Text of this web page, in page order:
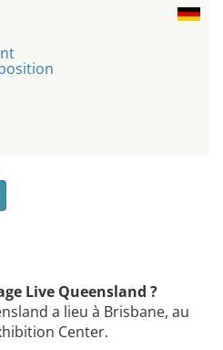
Live Queensland ?
a lieu à Brisbane, au
Center.